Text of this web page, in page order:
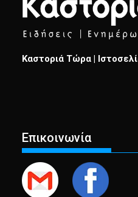
Καστοριά Τώρα |
Επικοινωνία